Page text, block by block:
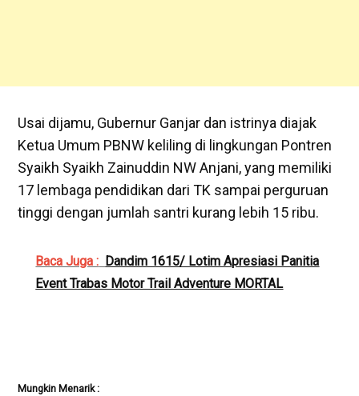
Usai dijamu, Gubernur Ganjar dan istrinya diajak
Ketua Umum PBNW keliling di lingkungan Pontren
Syaikh Syaikh Zainuddin NW Anjani, yang memiliki
17 lembaga pendidikan dari TK sampai perguruan
tinggi dengan jumlah santri kurang lebih 15 ribu.
Baca Juga : Dandim 1615/ Lotim Apresiasi Panitia
Event Trabas Motor Trail Adventure MORTAL
Mungkin Menarik :